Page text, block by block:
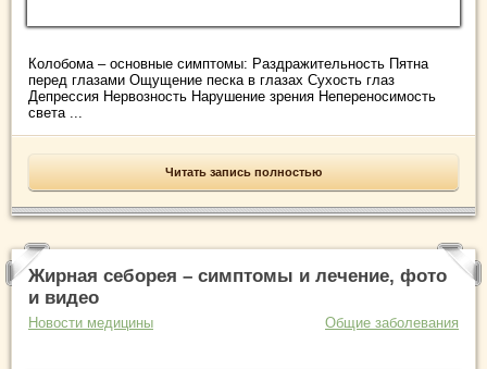
Колобома – основные симптомы: Раздражительность Пятна
перед глазами Ощущение песка в глазах Сухость глаз
Депрессия Нервозность Нарушение зрения Непереносимость
света ...
Читать запись полностью
Жирная себорея – симптомы и лечение, фото
и видео
Новости медицины Общие заболевания